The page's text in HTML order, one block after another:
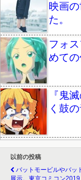
映画
た。
フォ
めて
『鬼
く鼓
以前の投稿
バットモービルやバッ